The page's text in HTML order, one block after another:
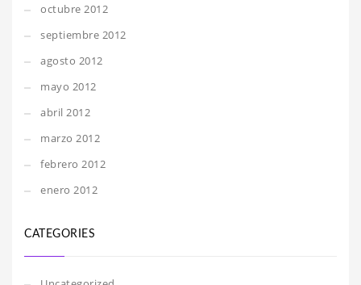
octubre 2012
septiembre 2012
agosto 2012
mayo 2012
abril 2012
marzo 2012
febrero 2012
enero 2012
CATEGORIES